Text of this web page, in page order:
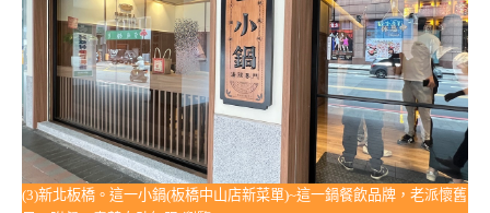
(3)新北板橋。這一小鍋(板橋中山店新菜單)~這一鍋餐飲品牌，老派懷舊